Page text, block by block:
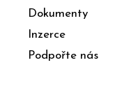
Dokumenty
Inzerce
Podpořte nás